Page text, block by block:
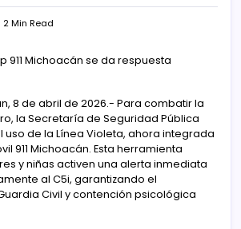
2 Min Read
911 Michoacán se da respuesta
8 de abril de 2026.- Para combatir la
la Secretaría de Seguridad Pública
uso de la Línea Violeta, ahora integrada
911 Michoacán. Esta herramienta
y niñas activen una alerta inmediata
al C5i, garantizando el
Civil y contención psicológica